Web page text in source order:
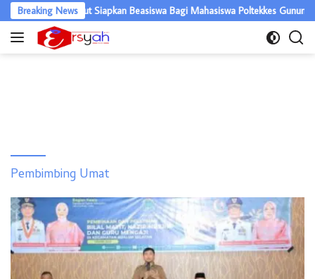
Langsung
ke
Breaking News
Gubernur Sumut Siapkan Beasiswa Bagi Mahasiswa Poltekkes Gunungsitoli
Pembimbing Umat